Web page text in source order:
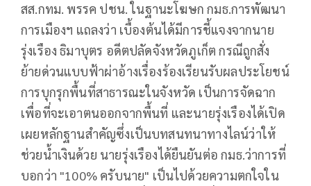
สส.กทม. พรรค ปชน. ในฐานะโฆษก กมธ.การพัฒนา
การเมืองฯ แถลงว่า เบื้องต้นได้มีการชี้แจงจากนาย
รุ่งเรือง ธิมาบุตร อดีตปลัดจังหวัดภูเก็ต กรณีถูกสั่ง
ย้ายด่วนแบบฟ้าผ่าอ้างเรื่องร้องเรียนรับผลประโยชน์
การบุกรุกพื้นที่สาธารณะในจังหวัด เป็นการจัดฉาก
เพื่อที่จะเอาตนออกจากพื้นที่ และนายรุ่งเรืองได้เปิด
เผยหลักฐานสำคัญซึ่งเป็นบทสนทนาทางไลน์ว่าให้
ช่วยน้ำเงินด้วย นายรุ่งเรืองได้ยืนยันต่อ กมธ.ว่าการที่
บอกว่า "100% ครับนาย" เป็นไปด้วยความตกใจใน